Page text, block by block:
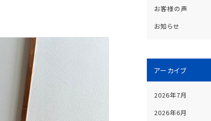
お客様の声
お知らせ
アーカイブ
2026年7月
2026年6月